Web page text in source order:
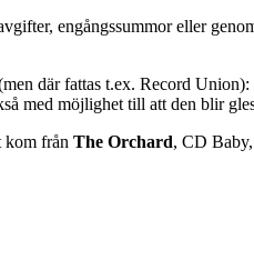
engångssummor eller
där fattas t.ex. Record Union):
med möjlighet till att den blir
kom från The Orchard, CD Baby,